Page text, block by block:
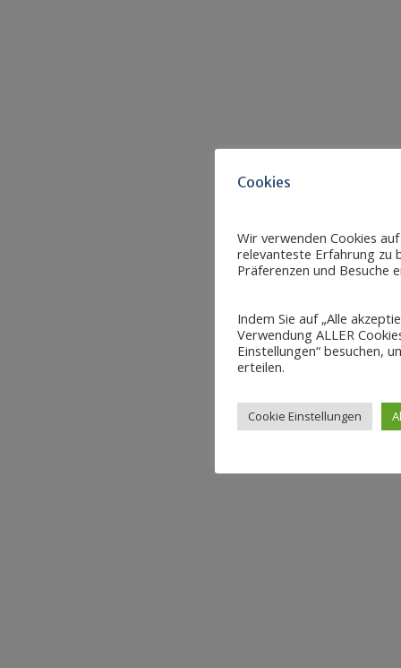
Cookies
Wir verwenden Cookies
relevanteste Erfahrung zu
Präferenzen und Besuche
Indem Sie auf „Alle
Verwendung ALLER
Einstellungen“ besuchen,
erteilen.
Cookie Einstellungen